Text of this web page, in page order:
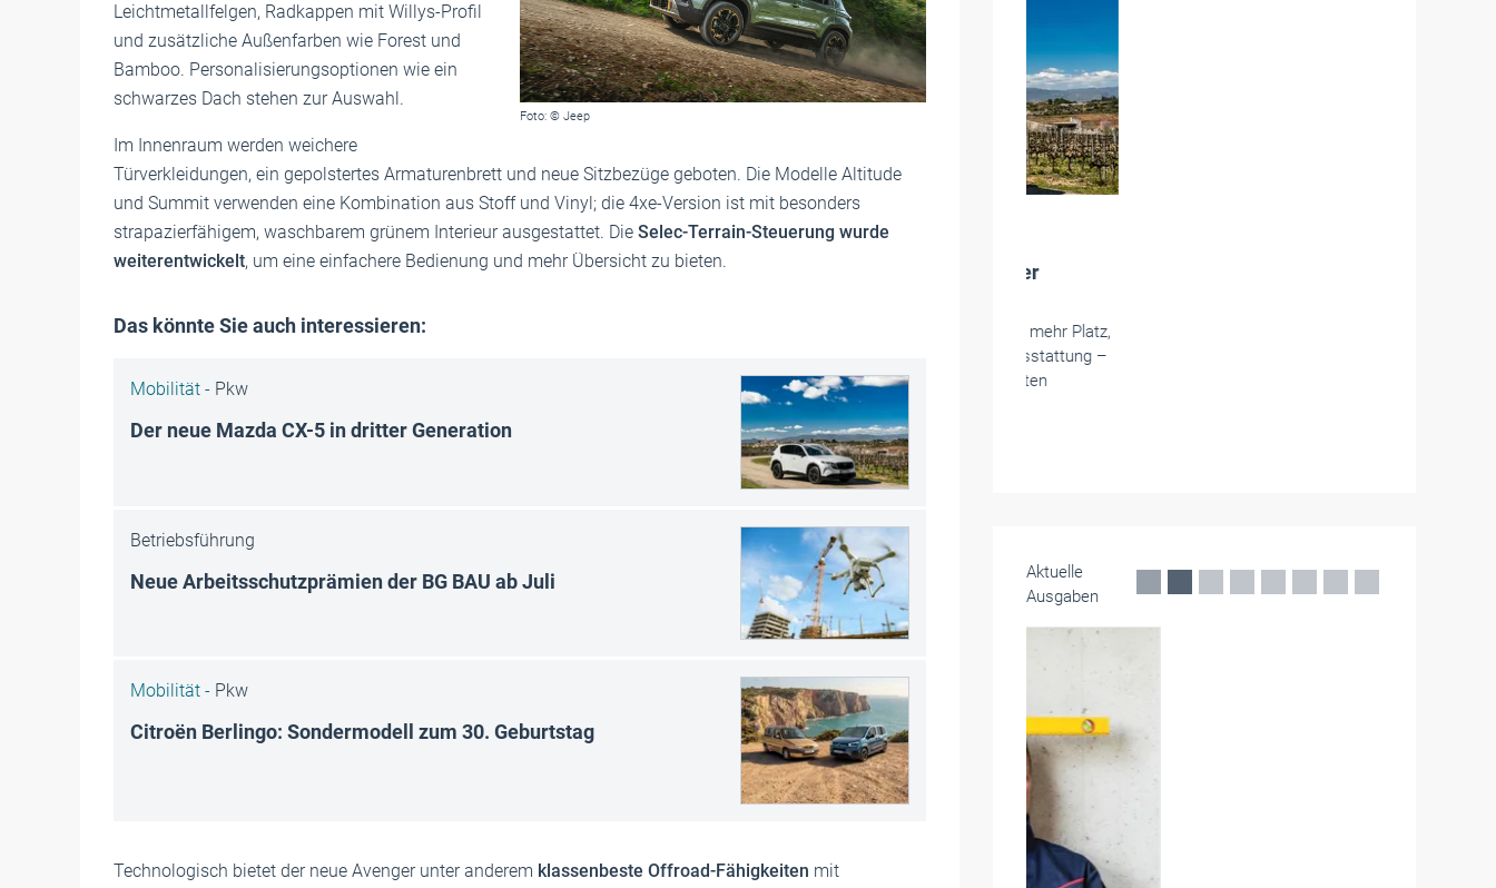
Foto: © Jeep
Leichtmetallfelgen, Radkappen mit Willys-Profil
und zusätzliche Außenfarben wie Forest und
Bamboo. Personalisierungsoptionen wie ein
schwarzes Dach stehen zur Auswahl.
Im Innenraum werden weichere
Türverkleidungen, ein gepolstertes Armaturenbrett und neue Sitzbezüge geboten. Die Modelle Altitude
und Summit verwenden eine Kombination aus Stoff und Vinyl; die 4xe-Version ist mit besonders
strapazierfähigem, waschbarem grünem Interieur ausgestattet. Die Selec-Terrain-Steuerung wurde
weiterentwickelt, um eine einfachere Bedienung und mehr Übersicht zu bieten.
Das könnte Sie auch interessieren:
Mobilität - Pkw
Der neue Mazda CX-5 in dritter Generation
Betriebsführung
Neue Arbeitsschutzprämien der BG BAU ab Juli
Mobilität - Pkw
Citroën Berlingo: Sondermodell zum 30. Geburtstag
Technologisch bietet der neue Avenger unter anderem klassenbeste Offroad-Fähigkeiten mit
Neue Arbeitsschutzprämien der BG
Die BG BAU führt ab Juli 2026 neue
Arbeitsschutzprämien ein: Neu gefördert werden
Drohnen, der Drohnen-Führerschein und